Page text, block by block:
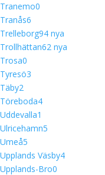
Tranemo0
Tranås6
Trelleborg94 nya
Trollhättan62 nya
Trosa0
Tyresö3
Täby2
Töreboda4
Uddevalla1
Ulricehamn5
Umeå5
Upplands Väsby4
Upplands-Bro0